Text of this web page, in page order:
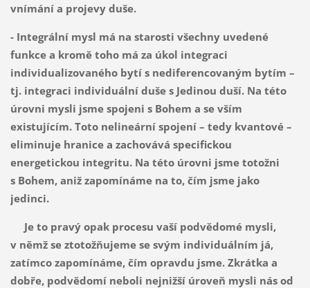
vnímání a projevy duše.
- Integrální mysl má na starosti všechny uvedené
funkce a kromě toho má za úkol integraci
individualizovaného bytí s nediferencovaným bytím –
tj. integraci individuální duše s Jedinou duší. Na této
úrovni mysli jsme spojeni s Bohem a se vším
existujícím. Toto nelineární spojení – tedy kvantové –
eliminuje hranice a zachovává specifickou
energetickou integritu. Na této úrovni jsme totožni
s Bohem, aniž zapomínáme na to, čím jsme jako
jedinci.
Je to pravý opak procesu vaší podvědomé mysli,
v němž se ztotožňujeme se svým individuálním já,
zatímco zapomínáme, čím opravdu jsme. Zkrátka a
dobře, podvědomí neboli nejnižší úroveň mysli nás od